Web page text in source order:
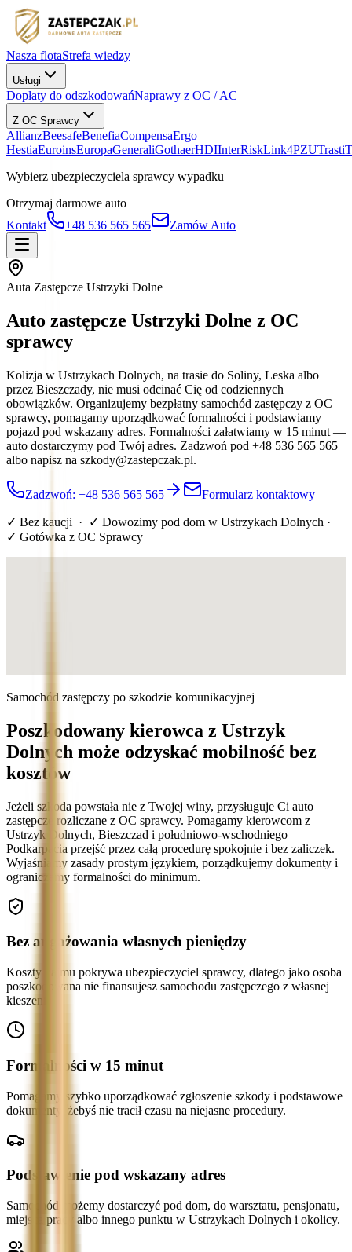
Nasza flotaStrefa wiedzy
Usługi
Dopłaty do odszkodowańNaprawy z OC / AC
Z OC Sprawcy
AllianzBeesafeBenefiaCompensaErgo
HestiaEuroinsEuropaGeneraliGothaerHDIInterRiskLink4PZUTrasti
Wybierz ubezpieczyciela sprawcy wypadku
Otrzymaj darmowe auto
Kontakt
+48 536 565 565 Zamów Auto
Auta Zastępcze Ustrzyki Dolne
Auto zastępcze Ustrzyki Dolne z OC
sprawcy
Kolizja w Ustrzykach Dolnych, na trasie do Soliny, Leska albo
przez Bieszczady, nie musi odcinać Cię od codziennych
obowiązków. Organizujemy bezpłatny samochód zastępczy z OC
sprawcy, pomagamy uporządkować formalności i podstawiamy
pojazd pod wskazany adres. Formalności załatwiamy w 15 minut —
auto dostarczymy pod Twój adres. Zadzwoń pod +48 536 565 565
albo napisz na szkody@zastepczak.pl.
Zadzwoń: +48 536 565 565 Formularz kontaktowy
✓ Bez kaucji · ✓ Dowozimy pod dom w Ustrzykach Dolnych ·
✓ Gotówka z OC Sprawcy
Samochód zastępczy po szkodzie komunikacyjnej
Poszkodowany kierowca z Ustrzyk
Dolnych może odzyskać mobilność bez
kosztów
Jeżeli szkoda powstała nie z Twojej winy, przysługuje Ci auto
zastępcze rozliczane z OC sprawcy. Pomagamy kierowcom z
Ustrzyk Dolnych, Bieszczad i południowo-wschodniego
Podkarpacia przejść przez całą procedurę spokojnie i bez zaliczek.
Wyjaśniamy zasady prostym językiem, porządkujemy dokumenty i
ograniczamy formalności do minimum.
Bez angażowania własnych pieniędzy
Koszty najmu pokrywa ubezpieczyciel sprawcy, dlatego jako osoba
poszkodowana nie finansujesz samochodu zastępczego z własnej
kieszeni.
Formalności w 15 minut
Pomagamy szybko uporządkować zgłoszenie szkody i podstawowe
dokumenty, żebyś nie tracił czasu na niejasne procedury.
Podstawienie pod wskazany adres
Samochód możemy dostarczyć pod dom, do warsztatu, pensjonatu,
miejsca pracy albo innego punktu w Ustrzykach Dolnych i okolicy.